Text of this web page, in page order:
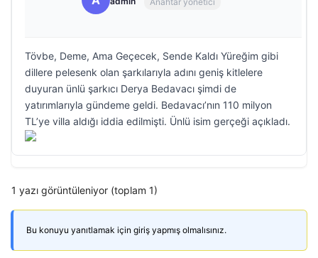
Tövbe, Deme, Ama Geçecek, Sende Kaldı Yüreğim gibi
dillere pelesenk olan şarkılarıyla adını geniş kitlelere
duyuran ünlü şarkıcı Derya Bedavacı şimdi de
yatırımlarıyla gündeme geldi. Bedavacı’nın 110 milyon
TL’ye villa aldığı iddia edilmişti. Ünlü isim gerçeği açıkladı.
1 yazı görüntüleniyor (toplam 1)
Bu konuyu yanıtlamak için giriş yapmış olmalısınız.